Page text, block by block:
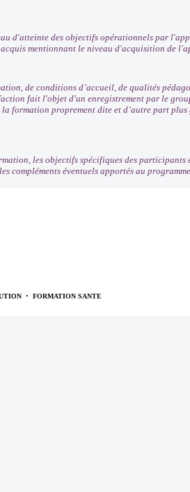
d'atteinte des objectifs opérationnels par
mentionnant le niveau d'acquisition de
de conditions d’accueil, de qualités
fait l'objet d'un enregistrement par le
formation proprement dite et d’autre part
les objectifs spécifiques des participants
compléments éventuels apportés au
• FORMATION SANTE